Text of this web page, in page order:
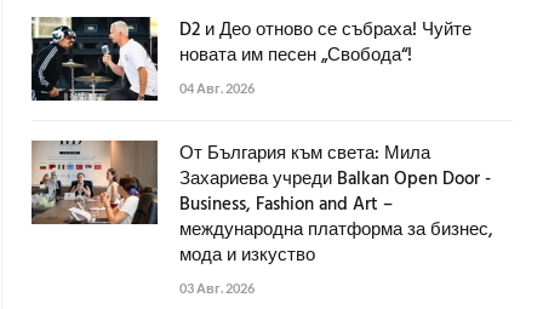
D2 и Део отново се събраха! Чуйте
новата им песен „Свобода“!
04 Авг. 2026
От България към света: Мила
Захариева учреди Balkan Open Door -
Business, Fashion and Art –
международна платформа за бизнес,
мода и изкуство
03 Авг. 2026